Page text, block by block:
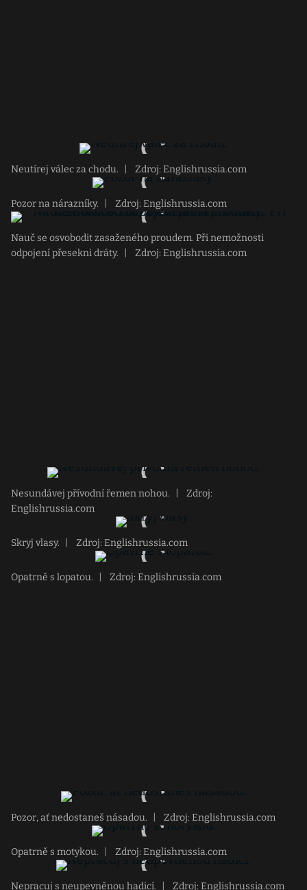
Neutírej válec za chodu. Zdroj: Englishrussia.com
Pozor na nárazníky. Zdroj: Englishrussia.com
Nauč se osvobodit zasaženého proudem. Při nemožnosti
odpojení přesekni dráty.
Zdroj: Englishrussia.com
Nesundávej přívodní řemen nohou.
Zdroj:
Englishrussia.com
Skryj vlasy. Zdroj: Englishrussia.com
Opatrně s lopatou. Zdroj: Englishrussia.com
Pozor, ať nedostaneš násadou. Zdroj: Englishrussia.com
Opatrně s motykou. Zdroj: Englishrussia.com
Nepracuj s neupevněnou hadicí. Zdroj: Englishrussia.com